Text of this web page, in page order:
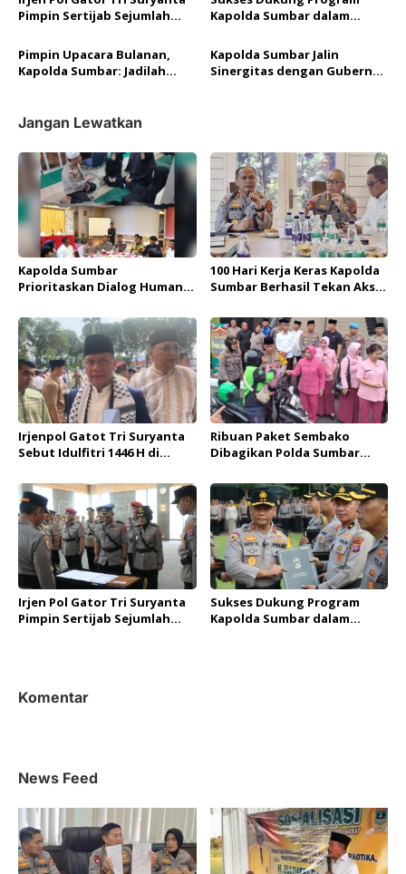
Bhayangkari
Pimpin Sertijab Sejumlah
Sumbar
Kapolda Sumbar dalam
Tiga Polres Diganjar
Penghargaan
Pimpin Upacara Bulanan,
Kapolda Sumbar: Jadilah
Kapolda Sumbar Jalin
Sinergitas dengan Gubernur
Jangan Lewatkan
Kapolda Sumbar
Prioritaskan Dialog Humanis
100 Hari Kerja Keras Kapolda
Sumbar Berhasil Tekan Aksi
Kota Padang
Irjenpol Gatot Tri Suryanta
Sebut Idulfitri 1446 H di
Ribuan Paket Sembako
Dibagikan Polda Sumbar
Presisi dan Baksos
Bhayangkari
Irjen Pol Gator Tri Suryanta
Pimpin Sertijab Sejumlah
Sukses Dukung Program
Kapolda Sumbar dalam
Komentar
News Feed